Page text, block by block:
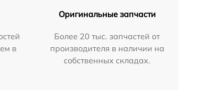
в
Оригинальные запчасти
Более 20 тыс. запчастей от
производителя в наличии на
собственных складах.